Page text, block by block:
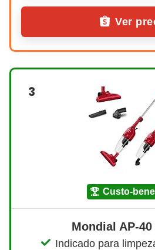
Ver
3
custo-
Mondial AP-40
Indicado para